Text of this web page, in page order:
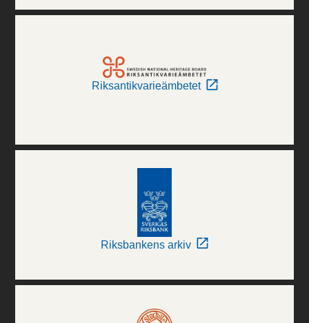
Riksantikvarieämbetet
Riksbankens arkiv